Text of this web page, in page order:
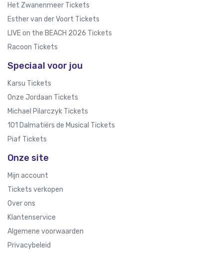
Het Zwanenmeer Tickets
Esther van der Voort Tickets
LIVE on the BEACH 2026 Tickets
Racoon Tickets
Speciaal voor jou
Karsu Tickets
Onze Jordaan Tickets
Michael Pilarczyk Tickets
101 Dalmatiërs de Musical Tickets
Piaf Tickets
Onze site
Mijn account
Tickets verkopen
Over ons
Klantenservice
Algemene voorwaarden
Privacybeleid